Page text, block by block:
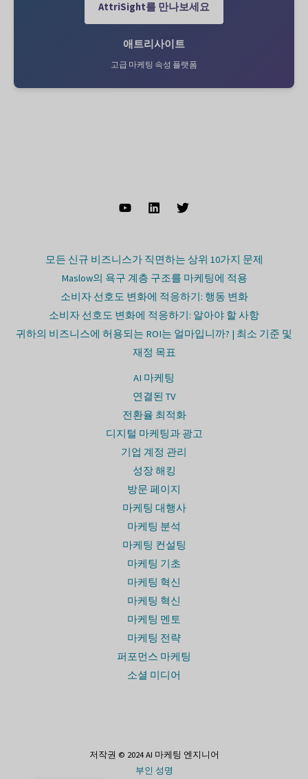
AttriSight를 만나보세요
애트리사이트
고급 마케팅 속성 플랫폼
모든 신규 비즈니스가 직면하는 상위 10가지 문제
Maslow의 욕구 계층 구조를 마케팅에 적용
소비자 선호도 변화에 적응하기: 행동 변화
소비자 선호도 변화에 적응하기: 알아야 할 사항
귀하의 비즈니스에 허용되는 ROI는 얼마입니까? | 최소 기준 및
재정 목표
AI 마케팅
연결된 TV
전환율 최적화
디지털 마케팅과 광고
기업 계정 관리
성장 해킹
방문 페이지
마케팅 대행사
마케팅 분석
마케팅 컨설팅
마케팅 기초
마케팅 혁신
마케팅 혁신
마케팅 멘토
마케팅 전략
퍼포먼스 마케팅
소셜 미디어
저작권 © 2024 AI 마케팅 엔지니어
부인 성명